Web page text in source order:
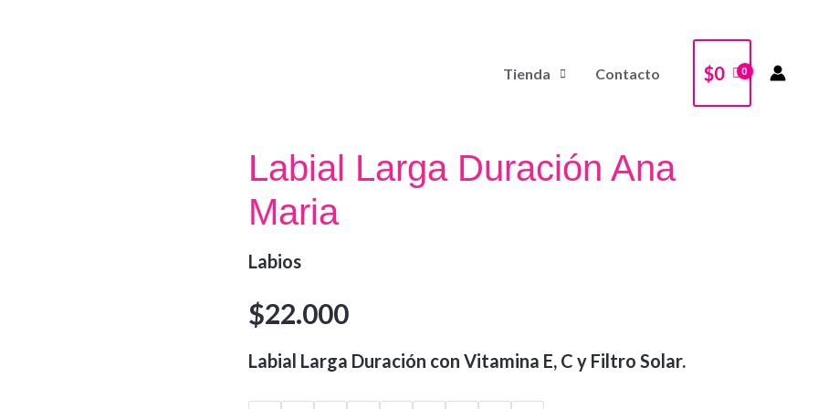
Tienda Contacto $0
Labial Larga Duración Ana
Maria
Labios
$22.000
Labial Larga Duración con Vitamina E, C y Filtro Solar.